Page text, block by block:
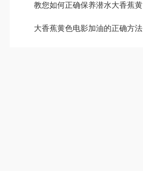
教您如何正确保养潜水大香蕉黄色电影
大香蕉黄色电影加油的正确方法